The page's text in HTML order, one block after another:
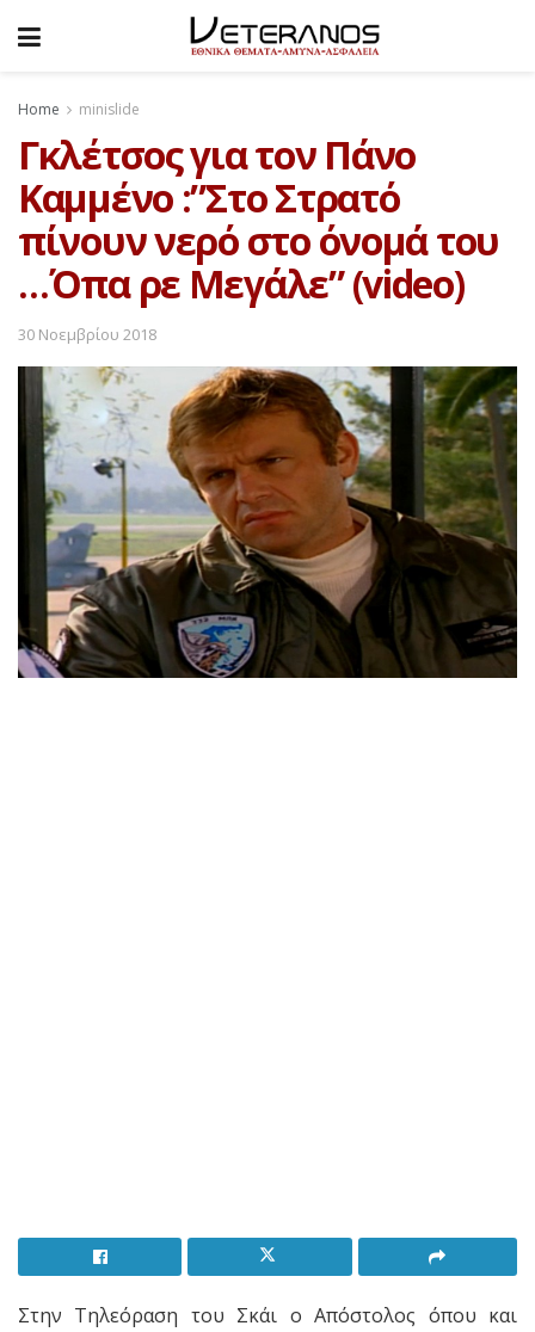
Home minislide
Γκλέτσος για τον Πάνο
Καμμένο :”Στο Στρατό
πίνουν νερό στο όνομά του
…Όπα ρε Μεγάλε” (video)
30 Νοεμβρίου 2018
Στην Τηλεόραση του Σκάι ο Απόστολος όπου και